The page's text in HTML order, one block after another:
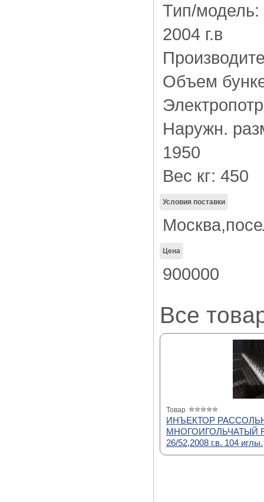
Тип/модель:
2004 г.в
Объем
Наружн.
1950
Вес кг: 450
Условия поставки
Цена
900000
Все
Товар
ИНЪЕКТОР
МНОГОИГОЛЬЧАТЫЙ
26/52,2008 г.в. 104 иглы.